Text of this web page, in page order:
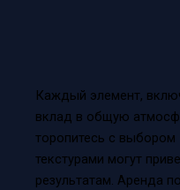
Каждый элемент,
вклад в общую
торопитесь с
текстурами могут
результатам. Аренда